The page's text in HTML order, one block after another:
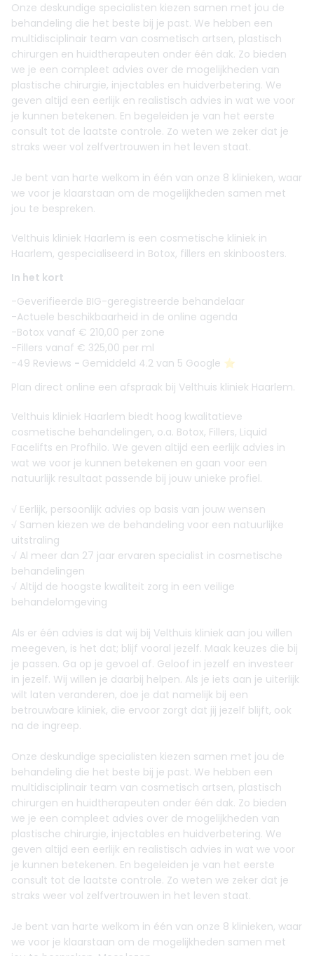
Onze deskundige specialisten kiezen samen met jou de
behandeling die het beste bij je past. We hebben een
multidisciplinair team van cosmetisch artsen, plastisch
chirurgen en huidtherapeuten onder één dak. Zo bieden
we je een compleet advies over de mogelijkheden van
plastische chirurgie, injectables en huidverbetering. We
geven altijd een eerlijk en realistisch advies in wat we voor
je kunnen betekenen. En begeleiden je van het eerste
consult tot de laatste controle. Zo weten we zeker dat je
straks weer vol zelfvertrouwen in het leven staat.
Je bent van harte welkom in één van onze 8 klinieken, waar
we voor je klaarstaan om de mogelijkheden samen met
jou te bespreken.
Velthuis kliniek Haarlem is een cosmetische kliniek in
Haarlem, gespecialiseerd in Botox, fillers en skinboosters.
In het kort
-Geverifieerde BIG-geregistreerde behandelaar
-Actuele beschikbaarheid in de online agenda
-Botox vanaf € 210,00 per zone
-Fillers vanaf € 325,00 per ml
-49 Reviews - Gemiddeld 4.2 van 5 Google ⭐️
Plan direct online een afspraak bij Velthuis kliniek Haarlem.
Velthuis kliniek Haarlem biedt hoog kwalitatieve
cosmetische behandelingen, o.a. Botox, Fillers, Liquid
Facelifts en Profhilo. We geven altijd een eerlijk advies in
wat we voor je kunnen betekenen en gaan voor een
natuurlijk resultaat passende bij jouw unieke profiel.
√ Eerlijk, persoonlijk advies op basis van jouw wensen
√ Samen kiezen we de behandeling voor een natuurlijke
uitstraling
√ Al meer dan 27 jaar ervaren specialist in cosmetische
behandelingen
√ Altijd de hoogste kwaliteit zorg in een veilige
behandelomgeving
Als er één advies is dat wij bij Velthuis kliniek aan jou willen
meegeven, is het dat; blijf vooral jezelf. Maak keuzes die bij
je passen. Ga op je gevoel af. Geloof in jezelf en investeer
in jezelf. Wij willen je daarbij helpen. Als je iets aan je uiterlijk
wilt laten veranderen, doe je dat namelijk bij een
betrouwbare kliniek, die ervoor zorgt dat jij jezelf blijft, ook
na de ingreep.
Onze deskundige specialisten kiezen samen met jou de
behandeling die het beste bij je past. We hebben een
multidisciplinair team van cosmetisch artsen, plastisch
chirurgen en huidtherapeuten onder één dak. Zo bieden
we je een compleet advies over de mogelijkheden van
plastische chirurgie, injectables en huidverbetering. We
geven altijd een eerlijk en realistisch advies in wat we voor
je kunnen betekenen. En begeleiden je van het eerste
consult tot de laatste controle. Zo weten we zeker dat je
straks weer vol zelfvertrouwen in het leven staat.
Je bent van harte welkom in één van onze 8 klinieken, waar
we voor je klaarstaan om de mogelijkheden samen met